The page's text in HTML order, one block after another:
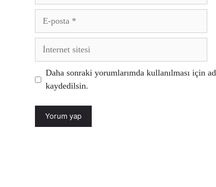
posta
İnternet
Daha sonraki yorumlarımda kullanılması için
kaydedilsin.